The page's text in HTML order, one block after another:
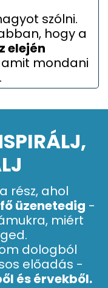
szólni.
hogy a
elején
mondani
rész, ahol
üzenetedig -
miért
dologból
előadás -
és érvekből.